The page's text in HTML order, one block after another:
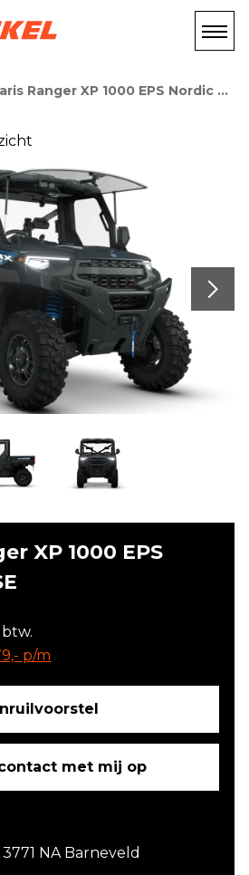
Polaris Ranger XP 1000 EPS Nordic Pro SE
XP 1000 EPS
p/m
met mij op
NA Barneveld